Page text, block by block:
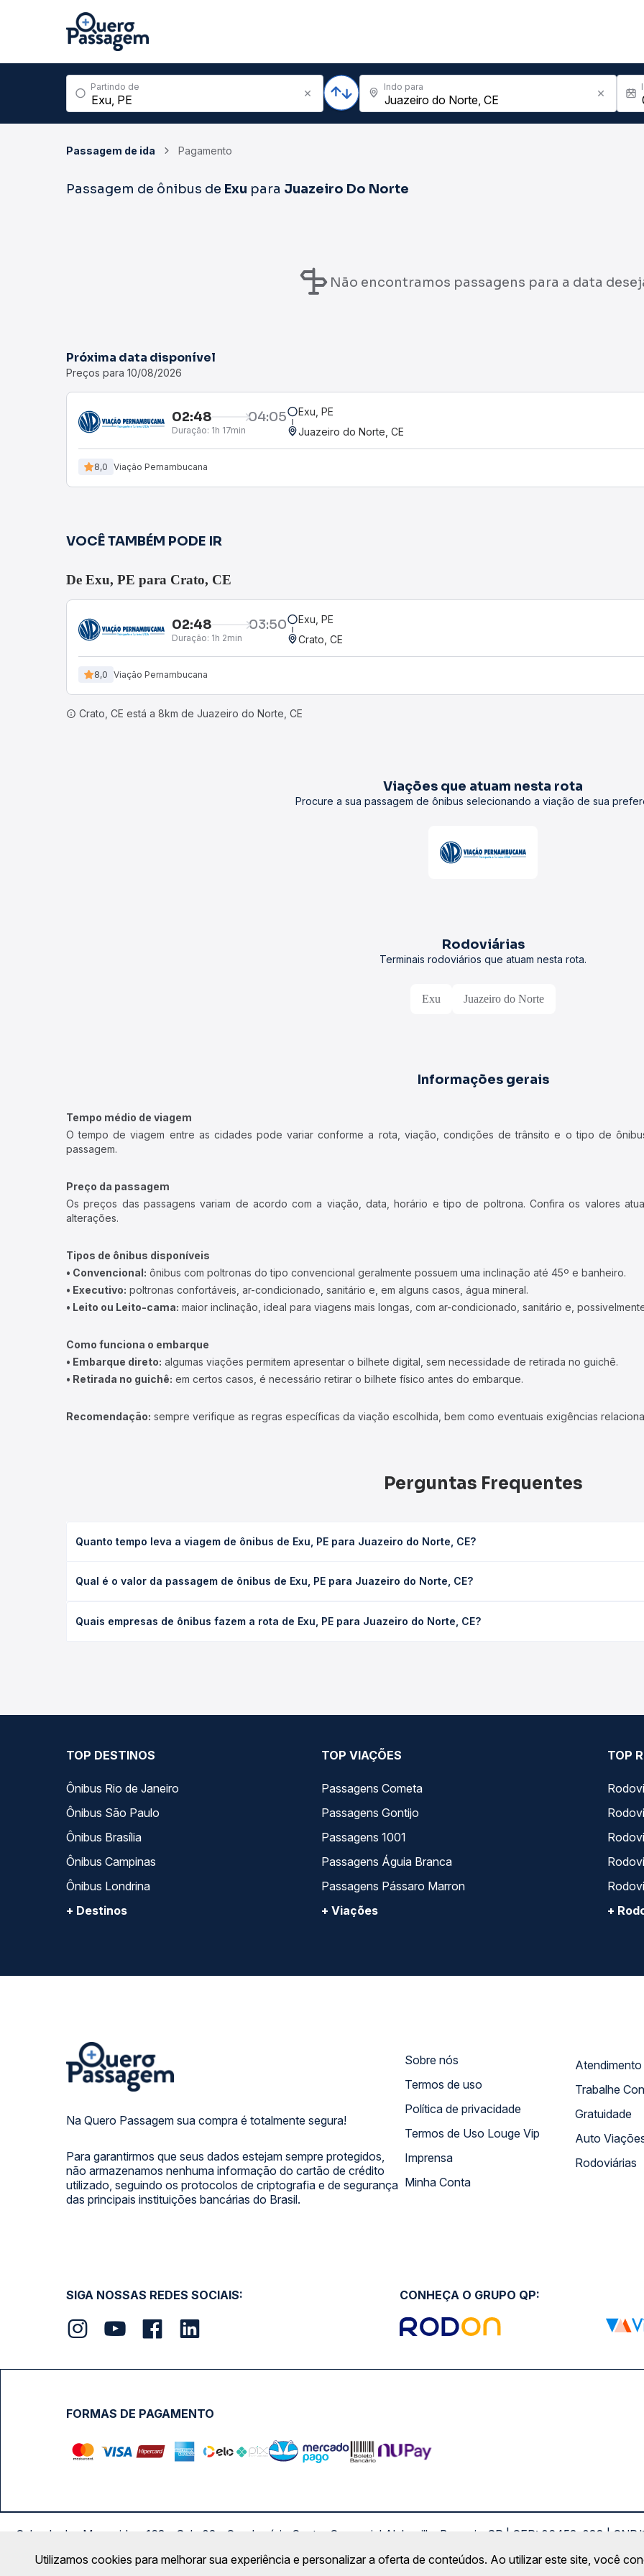
Partindo de Indo para
Passagem de ida Pagamento
Passagem de ônibus de Exu para Juazeiro Do Norte
Não encontramos passagens para a data
Próxima data disponível
Preços para 10/08/2026
02:48 04:05
Duração: 1h 17min
Exu, PE
Juazeiro do Norte, CE
8,0 Viação Pernambucana
VOCÊ TAMBÉM PODE IR
De Exu, PE para Crato, CE
02:48 03:50
Duração: 1h 2min
Exu, PE
Crato, CE
8,0 Viação Pernambucana
Crato, CE está a 8km de Juazeiro do Norte, CE
Viações que atuam nesta rota
Procure a sua passagem de ônibus selecionando a viação de sua
Rodoviárias
Terminais rodoviários que atuam nesta rota.
Exu Juazeiro do Norte
Informações gerais
Tempo médio de viagem
O tempo de viagem entre as cidades pode variar conforme a rota, viação, condições de trânsito e o tipo de
passagem.
Preço da passagem
Os preços das passagens variam de acordo com a viação, data, horário e tipo de poltrona. Confira os valores
alterações.
Tipos de ônibus disponíveis
• Convencional: ônibus com poltronas do tipo convencional geralmente possuem uma inclinação até 45º e banheiro.
• Executivo: poltronas confortáveis, ar-condicionado, sanitário e, em alguns casos, água mineral.
• Leito ou Leito-cama: maior inclinação, ideal para viagens mais longas, com ar-condicionado, sanitário e,
Como funciona o embarque
• Embarque direto: algumas viações permitem apresentar o bilhete digital, sem necessidade de retirada no guichê.
• Retirada no guichê: em certos casos, é necessário retirar o bilhete físico antes do embarque.
Recomendação: sempre verifique as regras específicas da viação escolhida, bem como eventuais exigências
Perguntas Frequentes
Quanto tempo leva a viagem de ônibus de Exu, PE para Juazeiro do Norte, CE?
leito) e as condições de tráfego. Na Quero Passagem você consulta os horários disponíveis e vê a duração exata de
Qual é o valor da passagem de ônibus de Exu, PE para Juazeiro do Norte, CE?
antecedência da compra. Na Quero Passagem você compara os preços de todas as viações em tempo real e garante
Quais empresas de ônibus fazem a rota de Exu, PE para Juazeiro do Norte, CE?
TOP DESTINOS
Ônibus Rio de Janeiro
Ônibus São Paulo
Ônibus Brasília
Ônibus Campinas
Ônibus Londrina
+ Destinos
TOP VIAÇÕES
Passagens Cometa
Passagens Gontijo
Passagens 1001
Passagens Águia Branca
Passagens Pássaro Marron
+ Viações
TOP
+
Na Quero Passagem sua compra é totalmente segura!
Para garantirmos que seus dados estejam sempre protegidos,
não armazenamos nenhuma informação do cartão de crédito
utilizado, seguindo os protocolos de criptografia e de segurança
das principais instituições bancárias do Brasil.
Sobre nós
Termos de uso
Política de privacidade
Termos de Uso Louge Vip
Imprensa
Minha Conta
Trabalhe
Gratuidade
Auto
Rodoviárias
SIGA NOSSAS REDES SOCIAIS: CONHEÇA O GRUPO QP:
FORMAS DE PAGAMENTO
Calçada das Margaridas, 163 - Sala 02 - Condomínio Centro Comercial Alphaville, Barueri - SP | CEP: 06453-038 |
Copyright 2026 © QueroPassagem.com.br
Utilizamos cookies para melhorar sua experiência e personalizar a oferta de conteúdos. Ao utilizar este site, você